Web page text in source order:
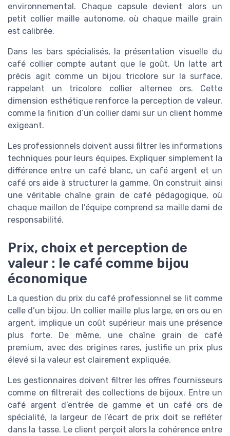
environnemental. Chaque capsule devient alors un
petit collier maille autonome, où chaque maille grain
est calibrée.
Dans les bars spécialisés, la présentation visuelle du
café collier compte autant que le goût. Un latte art
précis agit comme un bijou tricolore sur la surface,
rappelant un tricolore collier alternee ors. Cette
dimension esthétique renforce la perception de valeur,
comme la finition d’un collier dami sur un client homme
exigeant.
Les professionnels doivent aussi filtrer les informations
techniques pour leurs équipes. Expliquer simplement la
différence entre un café blanc, un café argent et un
café ors aide à structurer la gamme. On construit ainsi
une véritable chaîne grain de café pédagogique, où
chaque maillon de l’équipe comprend sa maille dami de
responsabilité.
Prix, choix et perception de
valeur : le café comme bijou
économique
La question du prix du café professionnel se lit comme
celle d’un bijou. Un collier maille plus large, en ors ou en
argent, implique un coût supérieur mais une présence
plus forte. De même, une chaîne grain de café
premium, avec des origines rares, justifie un prix plus
élevé si la valeur est clairement expliquée.
Les gestionnaires doivent filtrer les offres fournisseurs
comme on filtrerait des collections de bijoux. Entre un
café argent d’entrée de gamme et un café ors de
spécialité, la largeur de l’écart de prix doit se refléter
dans la tasse. Le client perçoit alors la cohérence entre